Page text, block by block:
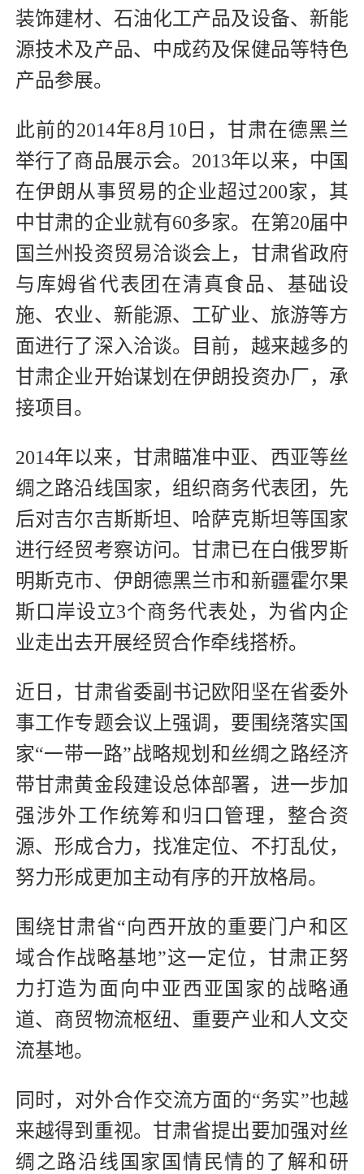
装饰建材、石油化工产品及设备、新能
源技术及产品、中成药及保健品等特色
产品参展。
此前的2014年8月10日，甘肃在德黑兰
举行了商品展示会。2013年以来，中国
在伊朗从事贸易的企业超过200家，其
中甘肃的企业就有60多家。在第20届中
国兰州投资贸易洽谈会上，甘肃省政府
与库姆省代表团在清真食品、基础设
施、农业、新能源、工矿业、旅游等方
面进行了深入洽谈。目前，越来越多的
甘肃企业开始谋划在伊朗投资办厂，承
接项目。
2014年以来，甘肃瞄准中亚、西亚等丝
绸之路沿线国家，组织商务代表团，先
后对吉尔吉斯斯坦、哈萨克斯坦等国家
进行经贸考察访问。甘肃已在白俄罗斯
明斯克市、伊朗德黑兰市和新疆霍尔果
斯口岸设立3个商务代表处，为省内企
业走出去开展经贸合作牵线搭桥。
近日，甘肃省委副书记欧阳坚在省委外
事工作专题会议上强调，要围绕落实国
家“一带一路”战略规划和丝绸之路经济
带甘肃黄金段建设总体部署，进一步加
强涉外工作统筹和归口管理，整合资
源、形成合力，找准定位、不打乱仗，
努力形成更加主动有序的开放格局。
围绕甘肃省“向西开放的重要门户和区
域合作战略基地”这一定位，甘肃正努
力打造为面向中亚西亚国家的战略通
道、商贸物流枢纽、重要产业和人文交
流基地。
同时，对外合作交流方面的“务实”也越
来越得到重视。甘肃省提出要加强对丝
绸之路沿线国家国情民情的了解和研